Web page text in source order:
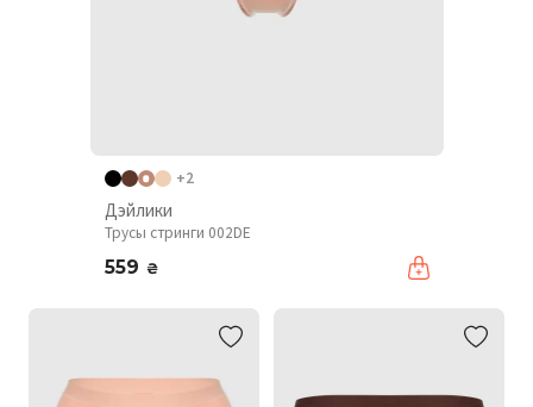
+2
Дэйлики
Трусы стринги 002DE
559 ₴